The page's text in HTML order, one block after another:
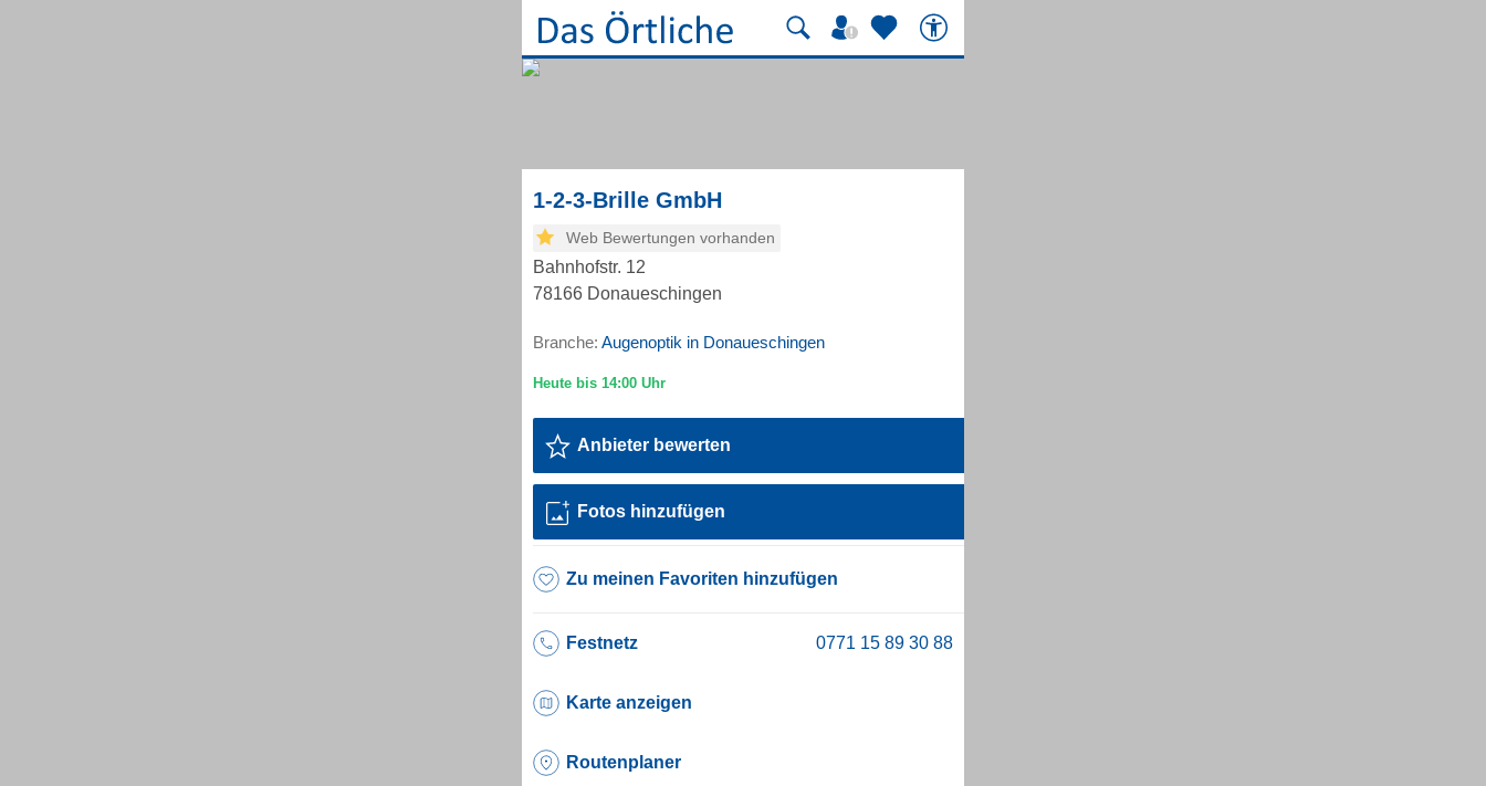
1-2-3-Brille GmbH
Web Bewertungen vorhanden
Bahnhofstr. 12
78166 Donaueschingen
Branche: Augenoptik in Donaueschingen
Anbieter bewerten
Fotos hinzufügen
Zu meinen Favoriten hinzufügen
Festnetz
Karte anzeigen
Routenplaner